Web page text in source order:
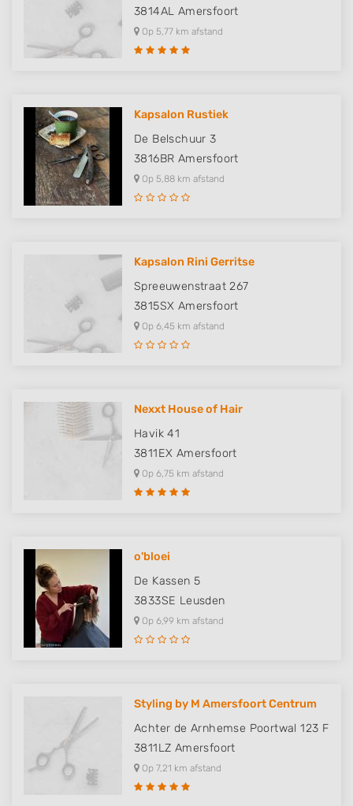
3814AL Amersfoort
Op 5,77 km afstand
Kapsalon Rustiek
De Belschuur 3
3816BR Amersfoort
Op 5,88 km afstand
Kapsalon Rini Gerritse
Spreeuwenstraat 267
3815SX Amersfoort
Op 6,45 km afstand
Nexxt House of Hair
Havik 41
3811EX Amersfoort
Op 6,75 km afstand
o'bloei
De Kassen 5
3833SE Leusden
Op 6,99 km afstand
Styling by M Amersfoort Centrum
Achter de Arnhemse Poortwal 123 F
3811LZ Amersfoort
Op 7,21 km afstand